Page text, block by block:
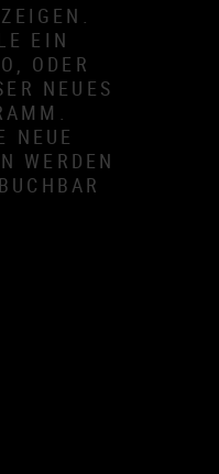
EIN
ODER
NEUES
NEUE
WERDEN